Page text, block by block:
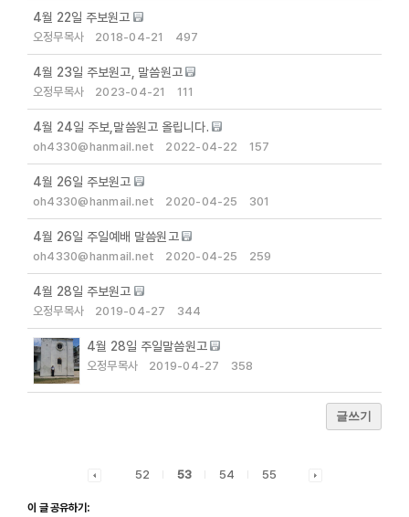
4월 22일 주보원고
오정무목사 2018-04-21 497
4월 23일 주보원고, 말씀원고
오정무목사 2023-04-21 111
4월 24일 주보,말씀원고 올립니다.
oh4330@hanmail.net 2022-04-22 157
4월 26일 주보원고
oh4330@hanmail.net 2020-04-25 301
4월 26일 주일예배 말씀원고
oh4330@hanmail.net 2020-04-25 259
4월 28일 주보원고
오정무목사 2019-04-27 344
4월 28일 주일말씀원고
오정무목사 2019-04-27 358
글쓰기
52 53 54 55
이 글 공유하기: